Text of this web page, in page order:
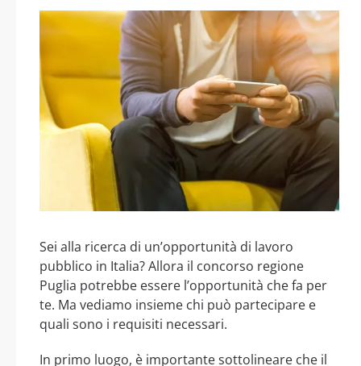
Sei alla ricerca di un’opportunità di lavoro
pubblico in Italia? Allora il concorso regione
Puglia potrebbe essere l’opportunità che fa per
te. Ma vediamo insieme chi può partecipare e
quali sono i requisiti necessari.
In primo luogo, è importante sottolineare che il